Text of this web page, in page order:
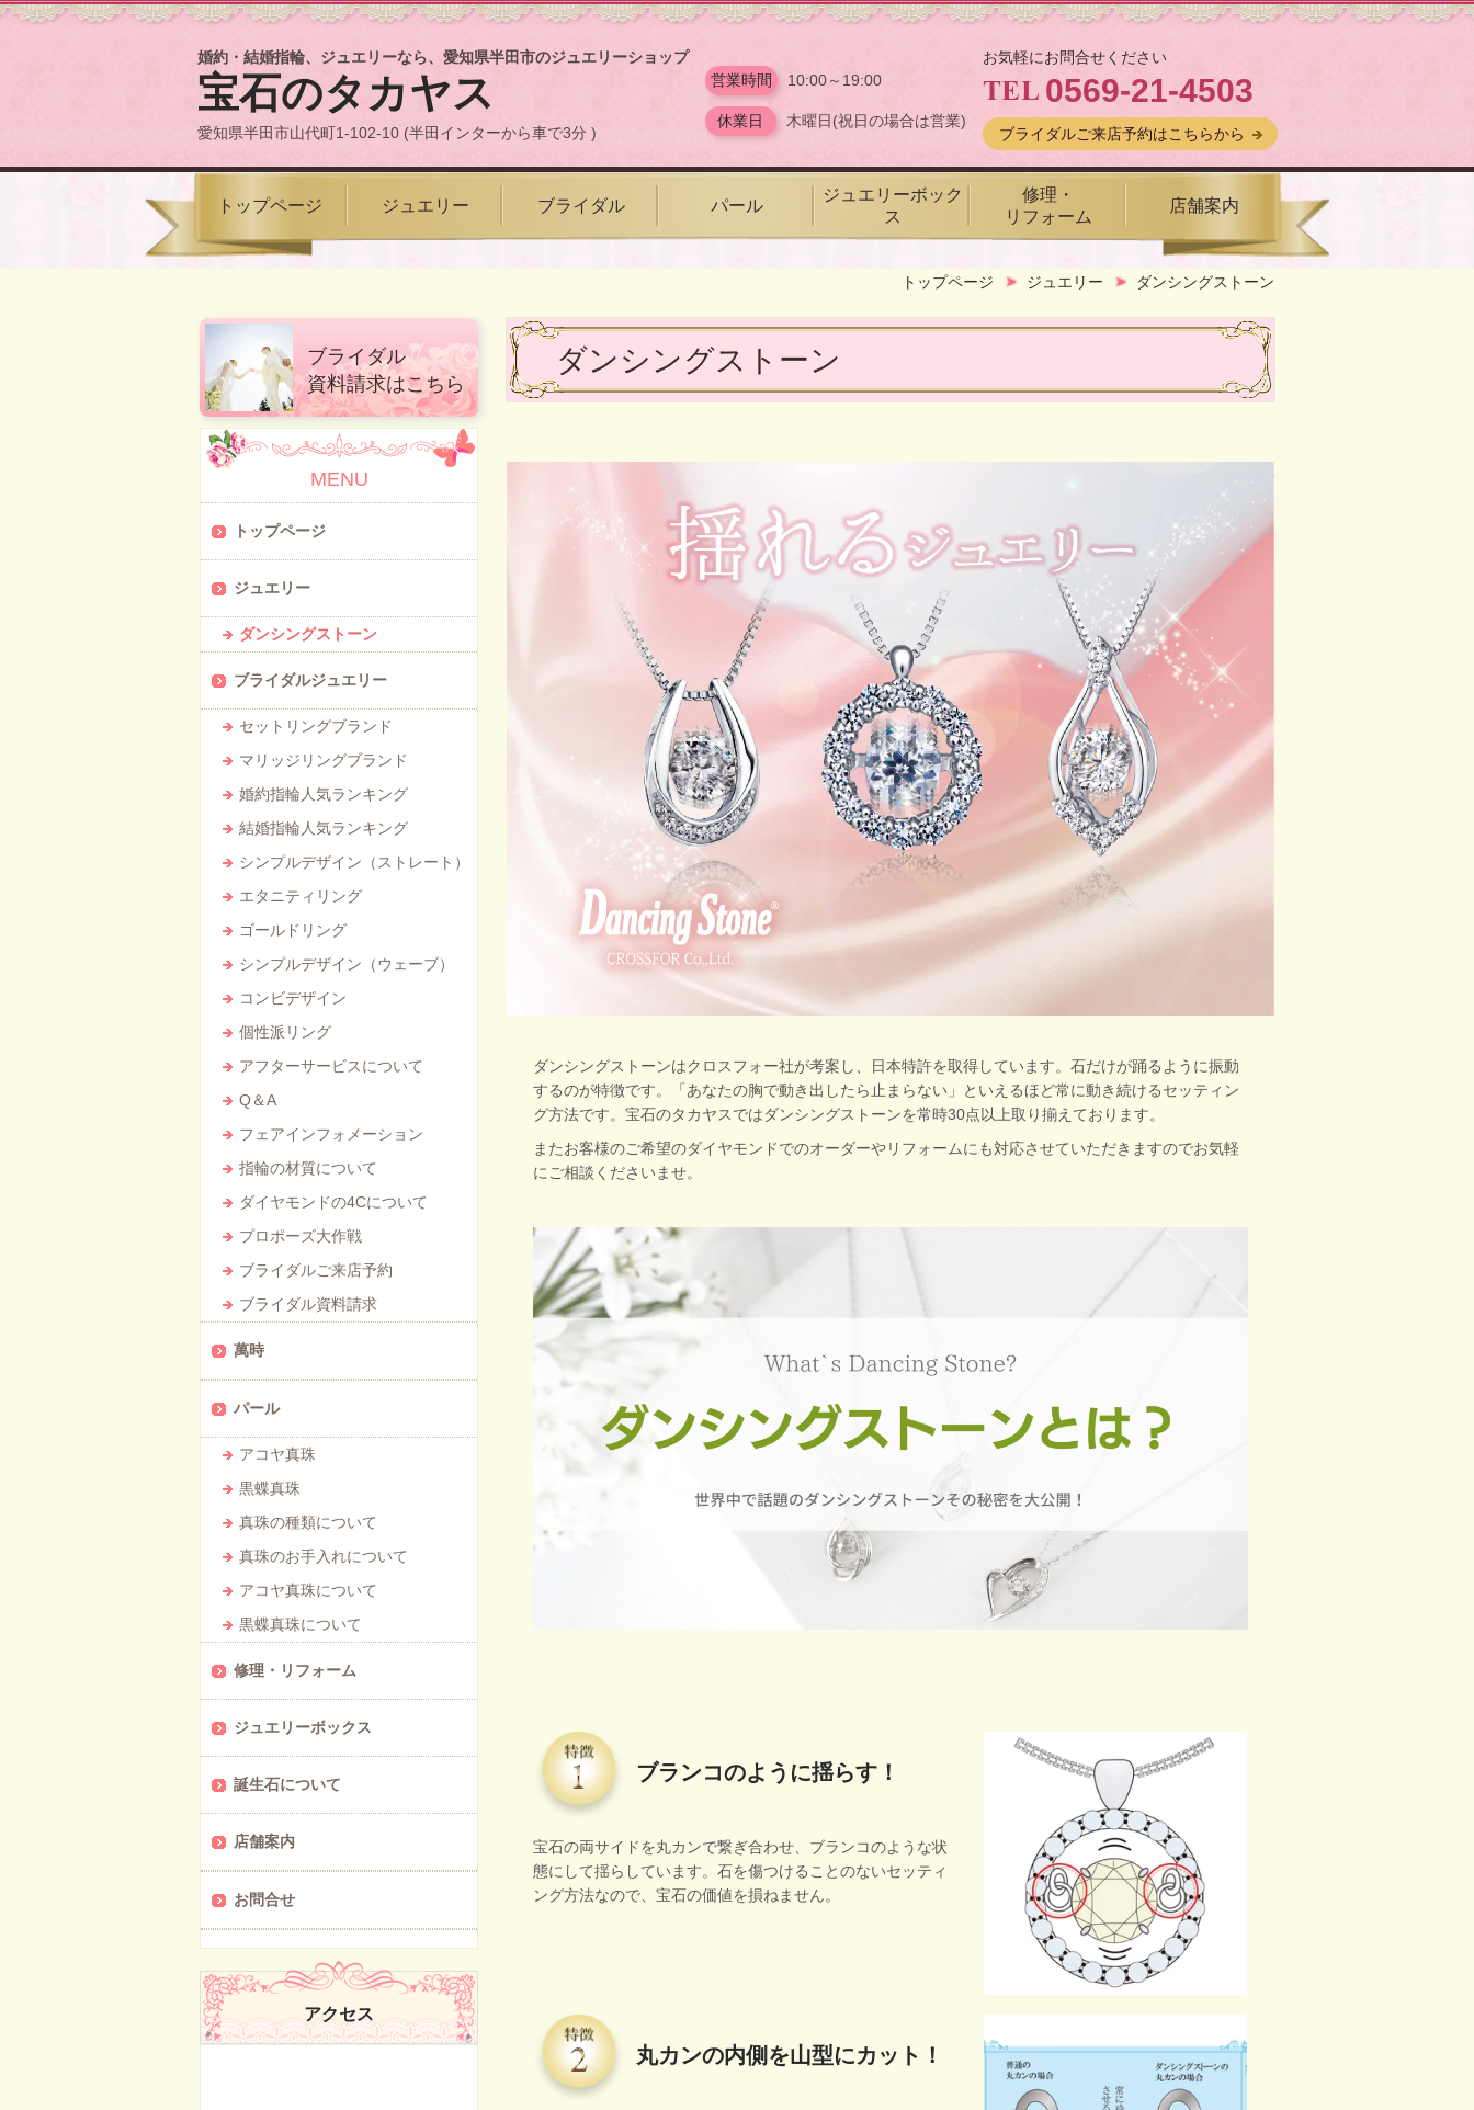
婚約・結婚指輪、ジュエリーなら、愛知県半田市のジュエリーショップ
宝石のタカヤス
愛知県半田市山代町1-102-10 (半田インターから車で3分 )
営業時間 10:00～19:00
休業日 木曜日(祝日の場合は営業)
お気軽にお問合せください
0569-21-4503
ブライダルご来店予約はこちらから
トップページ ジュエリー ブライダル パール
ジュエリーボック
ス
修理・
リフォーム
店舗案内
トップページ ジュエリー ダンシングストーン
ダンシングストーン
ダンシングストーンはクロスフォー社が考案し、日本特許を取得しています。石だけが踊るように振動
するのが特徴です。「あなたの胸で動き出したら止まらない」といえるほど常に動き続けるセッティン
グ方法です。宝石のタカヤスではダンシングストーンを常時30点以上取り揃えております。
またお客様のご希望のダイヤモンドでのオーダーやリフォームにも対応させていただきますのでお気軽
にご相談くださいませ。
ブランコのように揺らす！
宝石の両サイドを丸カンで繋ぎ合わせ、ブランコのような状
態にして揺らしています。石を傷つけることのないセッティ
ング方法なので、宝石の価値を損ねません。
丸カンの内側を山型にカット！
ブライダル
資料請求はこちら
MENU
トップページ
ジュエリー
ダンシングストーン
ブライダルジュエリー
セットリングブランド
マリッジリングブランド
婚約指輪人気ランキング
結婚指輪人気ランキング
シンプルデザイン（ストレート）
エタニティリング
ゴールドリング
シンプルデザイン（ウェーブ）
コンビデザイン
個性派リング
アフターサービスについて
Q＆A
フェアインフォメーション
指輪の材質について
ダイヤモンドの4Cについて
プロポーズ大作戦
ブライダルご来店予約
ブライダル資料請求
萬時
パール
アコヤ真珠
黒蝶真珠
真珠の種類について
真珠のお手入れについて
アコヤ真珠について
黒蝶真珠について
修理・リフォーム
ジュエリーボックス
誕生石について
店舗案内
お問合せ
アクセス